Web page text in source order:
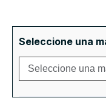
Seleccione una